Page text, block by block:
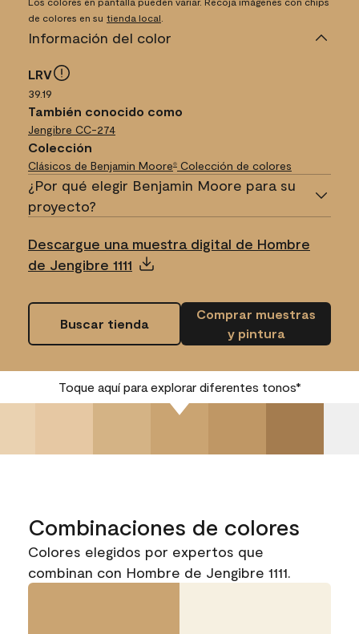
de colores en su tienda local
Información del color
LRV
39.19
También conocido como
Jengibre CC-274
Colección
Clásicos de Benjamin Moore® Colección de colores
¿Por qué elegir Benjamin Moore para su
proyecto?
Descargue una muestra digital de Hombre
de Jengibre 1111
Buscar tienda
Comprar muestras
y pintura
Toque aquí para explorar diferentes tonos*
Combinaciones de colores
Colores elegidos por expertos que
combinan con Hombre de Jengibre 1111.